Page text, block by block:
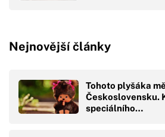
Nejnovější články
Tohoto plyšáka
Československu.
speciálního…